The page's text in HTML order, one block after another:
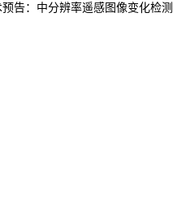
告：中分辨率遥感图像变化检测